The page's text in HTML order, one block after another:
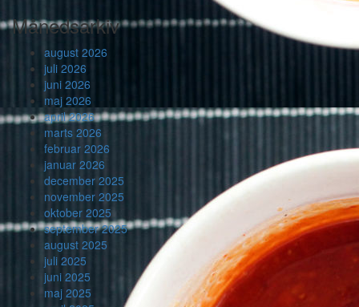
Månedsarkiv
august 2026
juli 2026
juni 2026
maj 2026
april 2026
marts 2026
februar 2026
januar 2026
december 2025
november 2025
oktober 2025
september 2025
august 2025
juli 2025
juni 2025
maj 2025